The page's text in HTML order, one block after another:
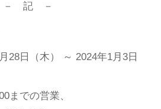
－ 記 －
28日（木） ～ 2024年1月3日
までの営業、